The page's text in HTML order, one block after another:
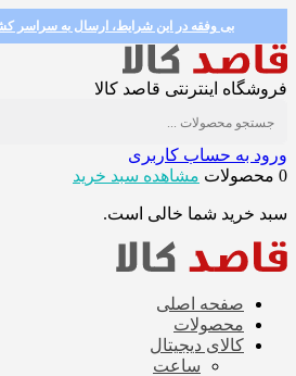
بی وفقه در این شرایط، ارسال به سراسر
فروشگاه اینترنتی قاصد کالا
ورود به حساب کاربری
0 محصولات
مشاهده سبد خرید
سبد خرید شما خالی است.
صفحه اصلی
محصولات
کالای دیجیتال
ساعت